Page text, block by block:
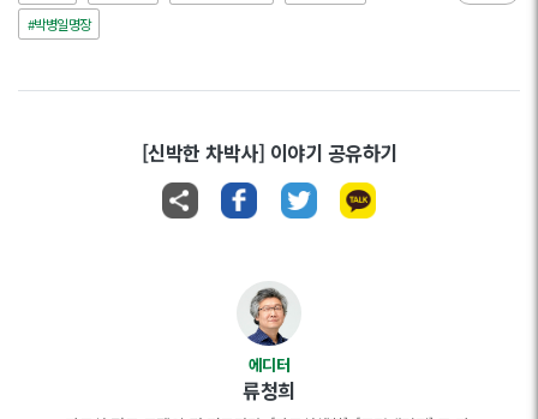
#박병일명장
[신박한 차박사] 이야기 공유하기
에디터
류청희